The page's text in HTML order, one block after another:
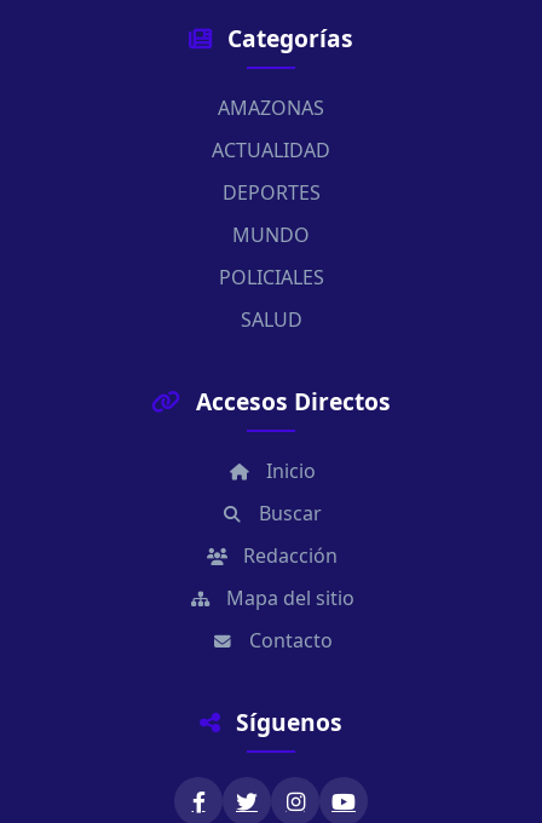
Categorías
AMAZONAS
ACTUALIDAD
DEPORTES
MUNDO
POLICIALES
SALUD
Accesos Directos
Inicio
Buscar
Redacción
Mapa del sitio
Contacto
Síguenos